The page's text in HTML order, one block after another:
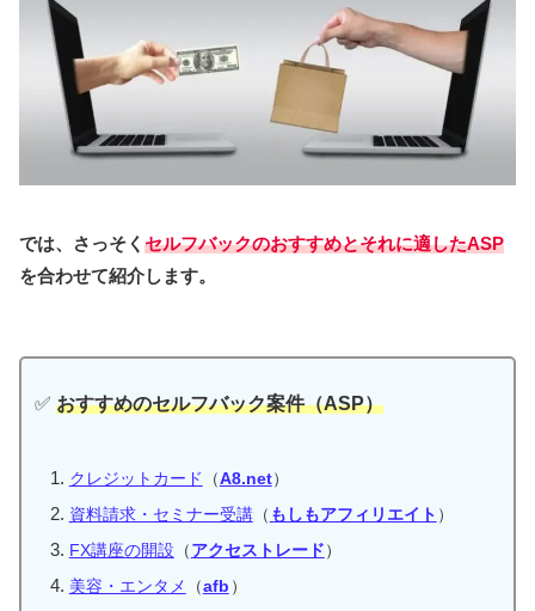
では、さっそく セルフバックのおすすめとそれに適したASP
を合わせて紹介します。
✅ おすすめのセルフバック案件（ASP）
クレジットカード （A8.net）
資料請求・セミナー受講（ もしもアフィリエイト ）
FX講座の開設 （アクセストレード）
美容・エンタメ
（afb ）